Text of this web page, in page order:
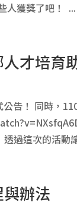
人獲獎了吧！ ...
才培育
告！ 同時，
過這次的活動
辦法